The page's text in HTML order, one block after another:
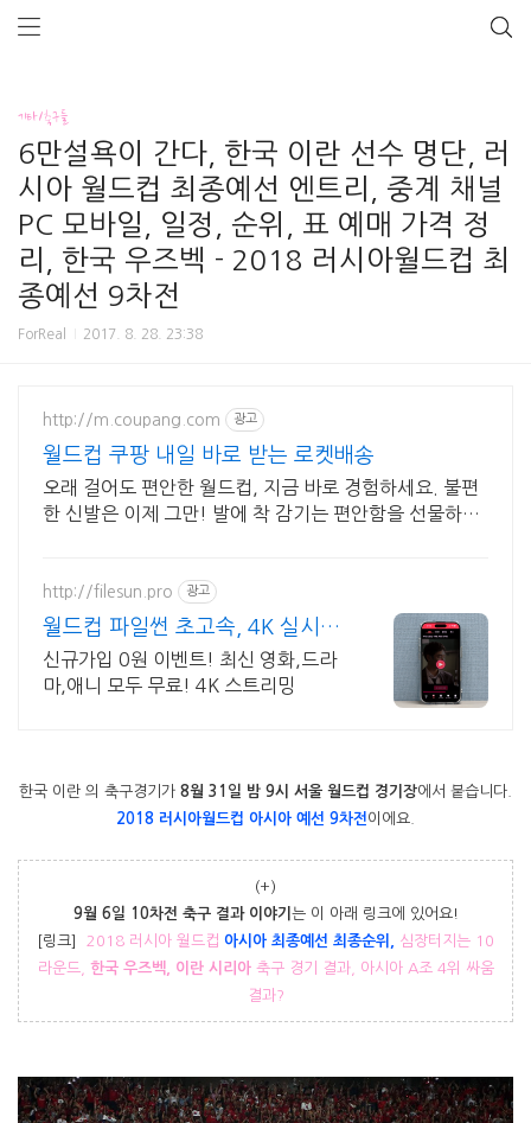
기타/축구들
6만설욕이 간다, 한국 이란 선수 명단, 러
시아 월드컵 최종예선 엔트리, 중계 채널
PC 모바일, 일정, 순위, 표 예매 가격 정
리, 한국 우즈벡 - 2018 러시아월드컵 최
종예선 9차전
ForReal 2017. 8. 28. 23:38
http://m.coupang.com 광고
월드컵 쿠팡 내일 바로 받는 로켓배송
오래 걸어도 편안한 월드컵, 지금 바로 경험하세요. 불편
한 신발은 이제 그만! 발에 착 감기는 편안함을 선물하세
http://filesun.pro 광고
월드컵 파일썬 초고속, 4K 실시간
보기!
신규가입 0원 이벤트! 최신 영화,드라
마,애니 모두 무료! 4K 스트리밍
한국 이란 의 축구경기가 8월 31일 밤 9시 서울 월드컵 경기장에서 붙습니다.
2018 러시아월드컵 아시아 예선 9차전이에요.
(+)
9월 6일 10차전 축구 결과 이야기 는 이 아래 링크에 있어요!
[링크] 2018 러시아 월드컵 아시아 최종예선 최종순위,
심장터지는 10
라운드, 한국 우즈벡, 이란 시리아 축구 경기 결과, 아시아 A조 4위 싸움
결과?